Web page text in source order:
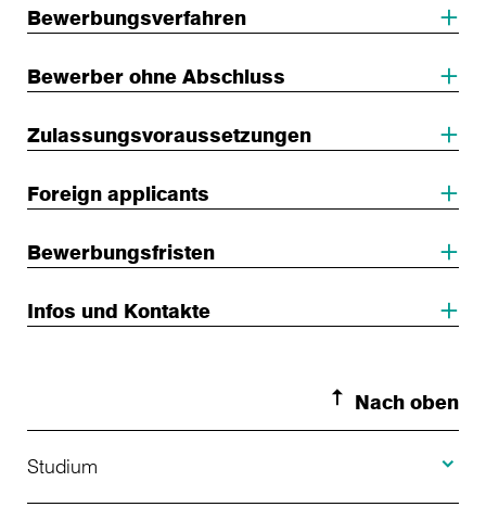
Bewerbungsverfahren
Bewerber ohne Abschluss
Zulassungsvoraussetzungen
Foreign applicants
Bewerbungsfristen
Infos und Kontakte
Nach oben
Studium